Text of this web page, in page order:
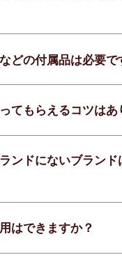
どの付属品は必要で
てもらえるコツはあ
ンドにないブランド
はできますか？